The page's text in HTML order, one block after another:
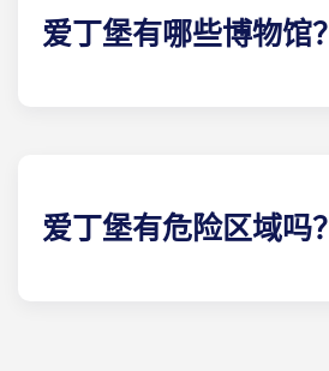
犯罪案件却极为罕见。
爱丁堡有哪些博物馆？
爱丁堡有危险区域吗？